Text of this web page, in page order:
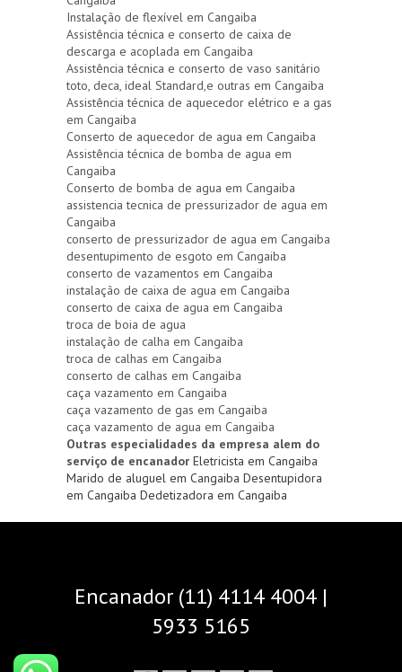
Instalação de flexível em Cangaiba
Assistência técnica e conserto de caixa de
descarga e acoplada em Cangaiba
Assistência técnica e conserto de vaso sanitário
toto, deca, ideal Standard,e outras em Cangaiba
Assistência técnica de aquecedor elétrico e a gas
em Cangaiba
Conserto de aquecedor de agua em Cangaiba
Assistência técnica de bomba de agua em
Cangaiba
Conserto de bomba de agua em Cangaiba
assistencia tecnica de pressurizador de agua em
Cangaiba
conserto de pressurizador de agua em Cangaiba
desentupimento de esgoto em Cangaiba
conserto de vazamentos em Cangaiba
instalação de caixa de agua em Cangaiba
conserto de caixa de agua em Cangaiba
troca de boia de agua
instalação de calha em Cangaiba
troca de calhas em Cangaiba
conserto de calhas em Cangaiba
caça vazamento em Cangaiba
caça vazamento de gas em Cangaiba
caça vazamento de agua em Cangaiba
Outras especialidades da empresa alem do
serviço de encanador Eletricista em Cangaiba
Marido de aluguel em Cangaiba Desentupidora
em Cangaiba Dedetizadora em Cangaiba
Encanador (11) 4114 4004 |
5933 5165